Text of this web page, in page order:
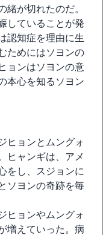
緒が切れたのだ。
していることが発
認知症を理由に生
ためにはソヨンの
ョンはソヨンの意
本心を知るソヨン
ヒョンとムングォ
ヒャンギは、アメ
をし、スジョンに
ソヨンの奇跡を毎
ヒョンやムングォ
増えていった。病